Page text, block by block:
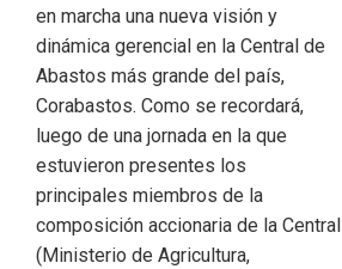
en marcha una nueva visión y
dinámica gerencial en la Central de
Abastos más grande del país,
Corabastos. Como se recordará,
luego de una jornada en la que
estuvieron presentes los
principales miembros de la
composición accionaria de la Central
(Ministerio de Agricultura,